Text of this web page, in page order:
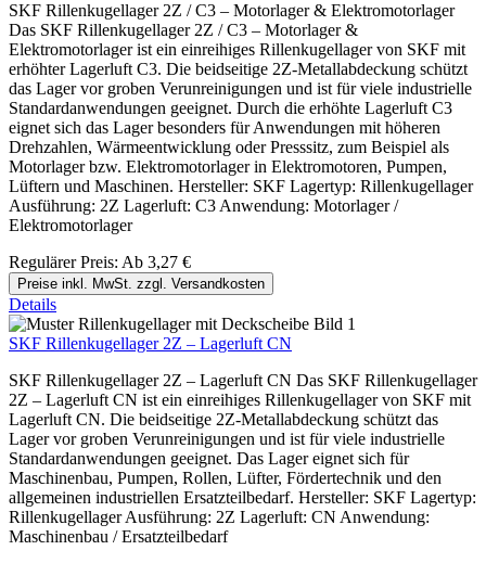
SKF Rillenkugellager 2Z / C3 – Motorlager & Elektromotorlager
Das SKF Rillenkugellager 2Z / C3 – Motorlager &
Elektromotorlager ist ein einreihiges Rillenkugellager von SKF mit
erhöhter Lagerluft C3. Die beidseitige 2Z-Metallabdeckung schützt
das Lager vor groben Verunreinigungen und ist für viele industrielle
Standardanwendungen geeignet. Durch die erhöhte Lagerluft C3
eignet sich das Lager besonders für Anwendungen mit höheren
Drehzahlen, Wärmeentwicklung oder Presssitz, zum Beispiel als
Motorlager bzw. Elektromotorlager in Elektromotoren, Pumpen,
Lüftern und Maschinen. Hersteller: SKF Lagertyp: Rillenkugellager
Ausführung: 2Z Lagerluft: C3 Anwendung: Motorlager /
Elektromotorlager
Regulärer Preis: Ab 3,27 €
Preise inkl. MwSt. zzgl. Versandkosten
Details
SKF Rillenkugellager 2Z – Lagerluft CN
SKF Rillenkugellager 2Z – Lagerluft CN Das SKF Rillenkugellager
2Z – Lagerluft CN ist ein einreihiges Rillenkugellager von SKF mit
Lagerluft CN. Die beidseitige 2Z-Metallabdeckung schützt das
Lager vor groben Verunreinigungen und ist für viele industrielle
Standardanwendungen geeignet. Das Lager eignet sich für
Maschinenbau, Pumpen, Rollen, Lüfter, Fördertechnik und den
allgemeinen industriellen Ersatzteilbedarf. Hersteller: SKF Lagertyp:
Rillenkugellager Ausführung: 2Z Lagerluft: CN Anwendung:
Maschinenbau / Ersatzteilbedarf